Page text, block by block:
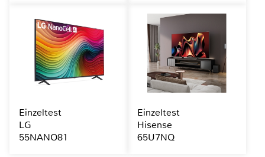
Einzeltest
LG
55NANO81
Einzeltest
Hisense
65U7NQ